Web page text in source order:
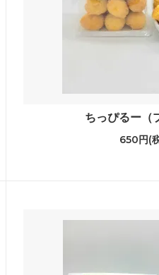
ちっぴるー（
650円(